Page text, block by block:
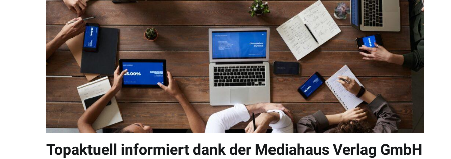
Topaktuell informiert dank der Mediahaus Verlag GmbH